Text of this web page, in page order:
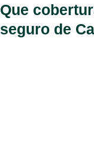
Que
seguro de